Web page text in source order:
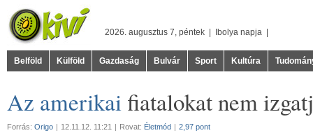
2026. augusztus 7, péntek | Ibolya napja |
Belföld Külföld Gazdaság Bulvár Sport Kultúra
Az amerikai fiatalokat nem
Forrás: Origo | 12.11.12. 11:21 | Rovat: Életmód | 2,97 pont